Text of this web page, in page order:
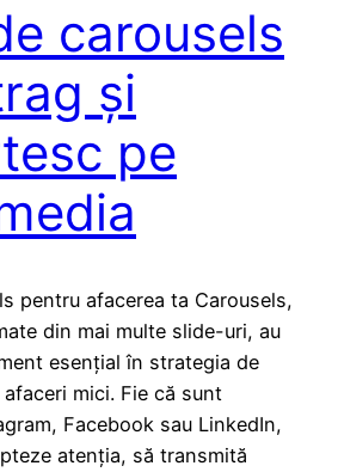
carousels
și
pe
pentru afacerea ta Carousels,
din mai multe slide-uri, au
esențial în strategia de
mici. Fie că sunt
Facebook sau LinkedIn,
atenția, să transmită